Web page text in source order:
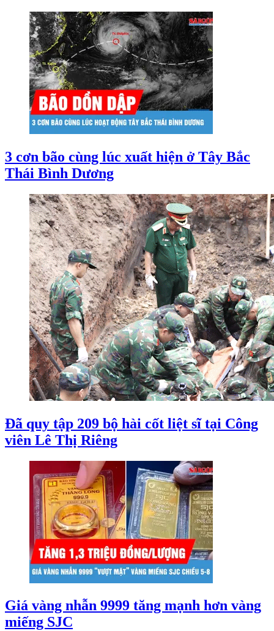
3 cơn bão cùng lúc xuất hiện ở Tây Bắc
Thái Bình Dương
Đã quy tập 209 bộ hài cốt liệt sĩ tại Công
viên Lê Thị Riêng
Giá vàng nhẫn 9999 tăng mạnh hơn vàng
miếng SJC